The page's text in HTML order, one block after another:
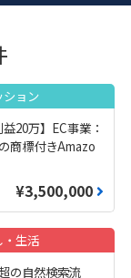
ション
益20万】EC事業：
商標付きAmazo
¥3,500,000
・生活
の自然検索流